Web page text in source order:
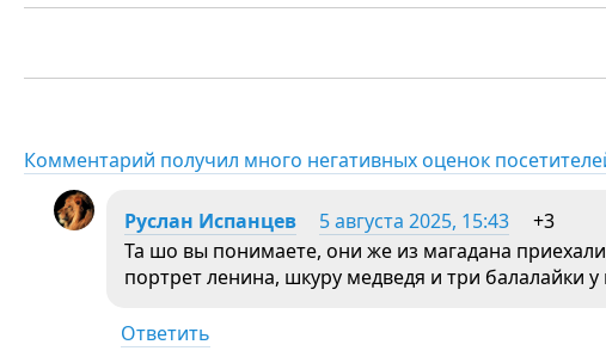
Комментарий получил много негативных оценок
Руслан Испанцев 5 августа 2025, 15:43
+3
Та шо вы понимаете, они же из магадана
портрет ленина, шкуру медведя и три балалайки
Ответить